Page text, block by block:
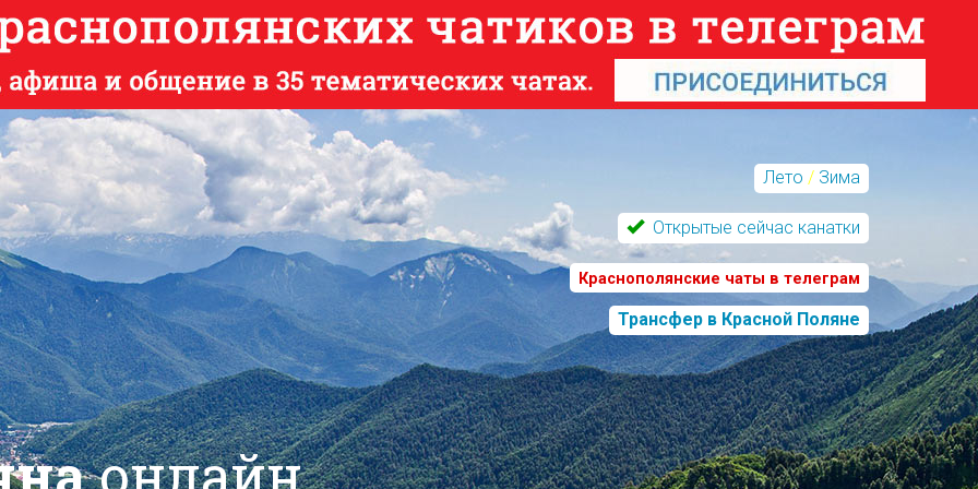
Лето / Зима
Открытые сейчас канатки
Краснополянские чаты в телеграм
Трансфер в Красной Поляне